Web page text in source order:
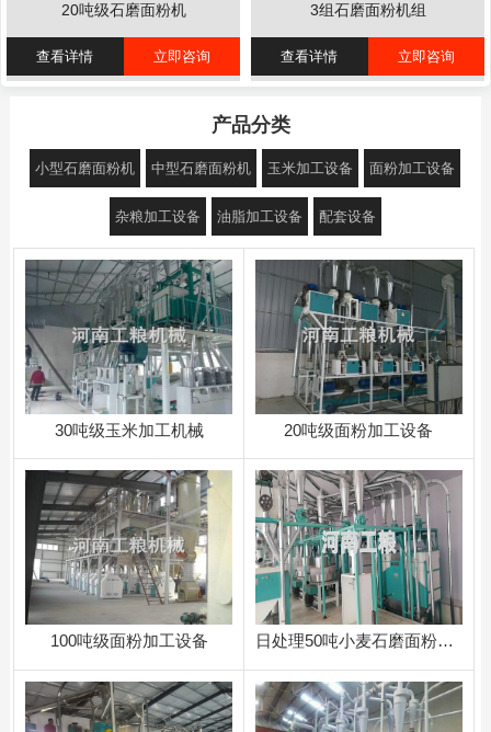
20吨级石磨面粉机
查看详情 立即咨询
3组石磨面粉机组
查看详情 立即咨询
产品分类
小型石磨面粉机 中型石磨面粉机 玉米加工设备 面粉加工设备
杂粮加工设备 油脂加工设备 配套设备
30吨级玉米加工机械 20吨级面粉加工设备
100吨级面粉加工设备 日处理50吨小麦石磨面粉加工设备